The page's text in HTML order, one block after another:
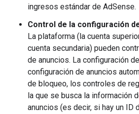
ingresos estándar de AdSense.
Control de la configuración
La plataforma (la cuenta
cuenta secundaria) pueden
de anuncios. La configuración
configuración de anuncios
de bloqueo, los controles de
la que se busca la información
anuncios (es decir, si hay un ID